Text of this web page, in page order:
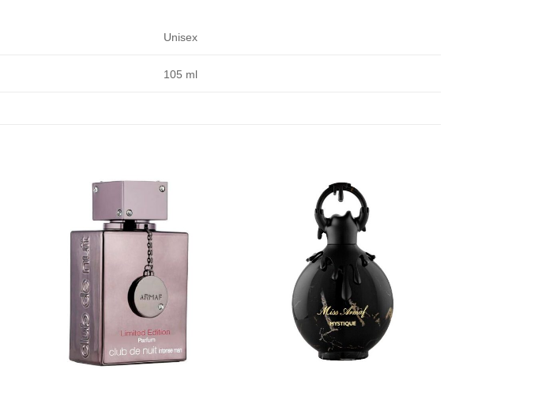
Unisex
105 ml
lista de
deseos